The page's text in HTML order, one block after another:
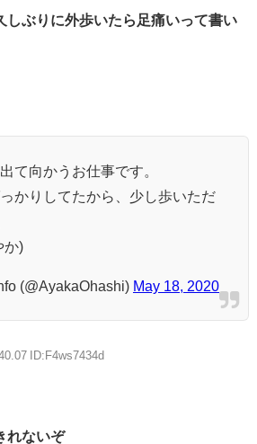
しぶりに外歩いたら足痛いって書い
て向かうお仕事です。
かりしてたから、少し歩いただ
か)
(@AyakaOhashi) May 18, 2020
ID:F4ws7434d
れないぞ